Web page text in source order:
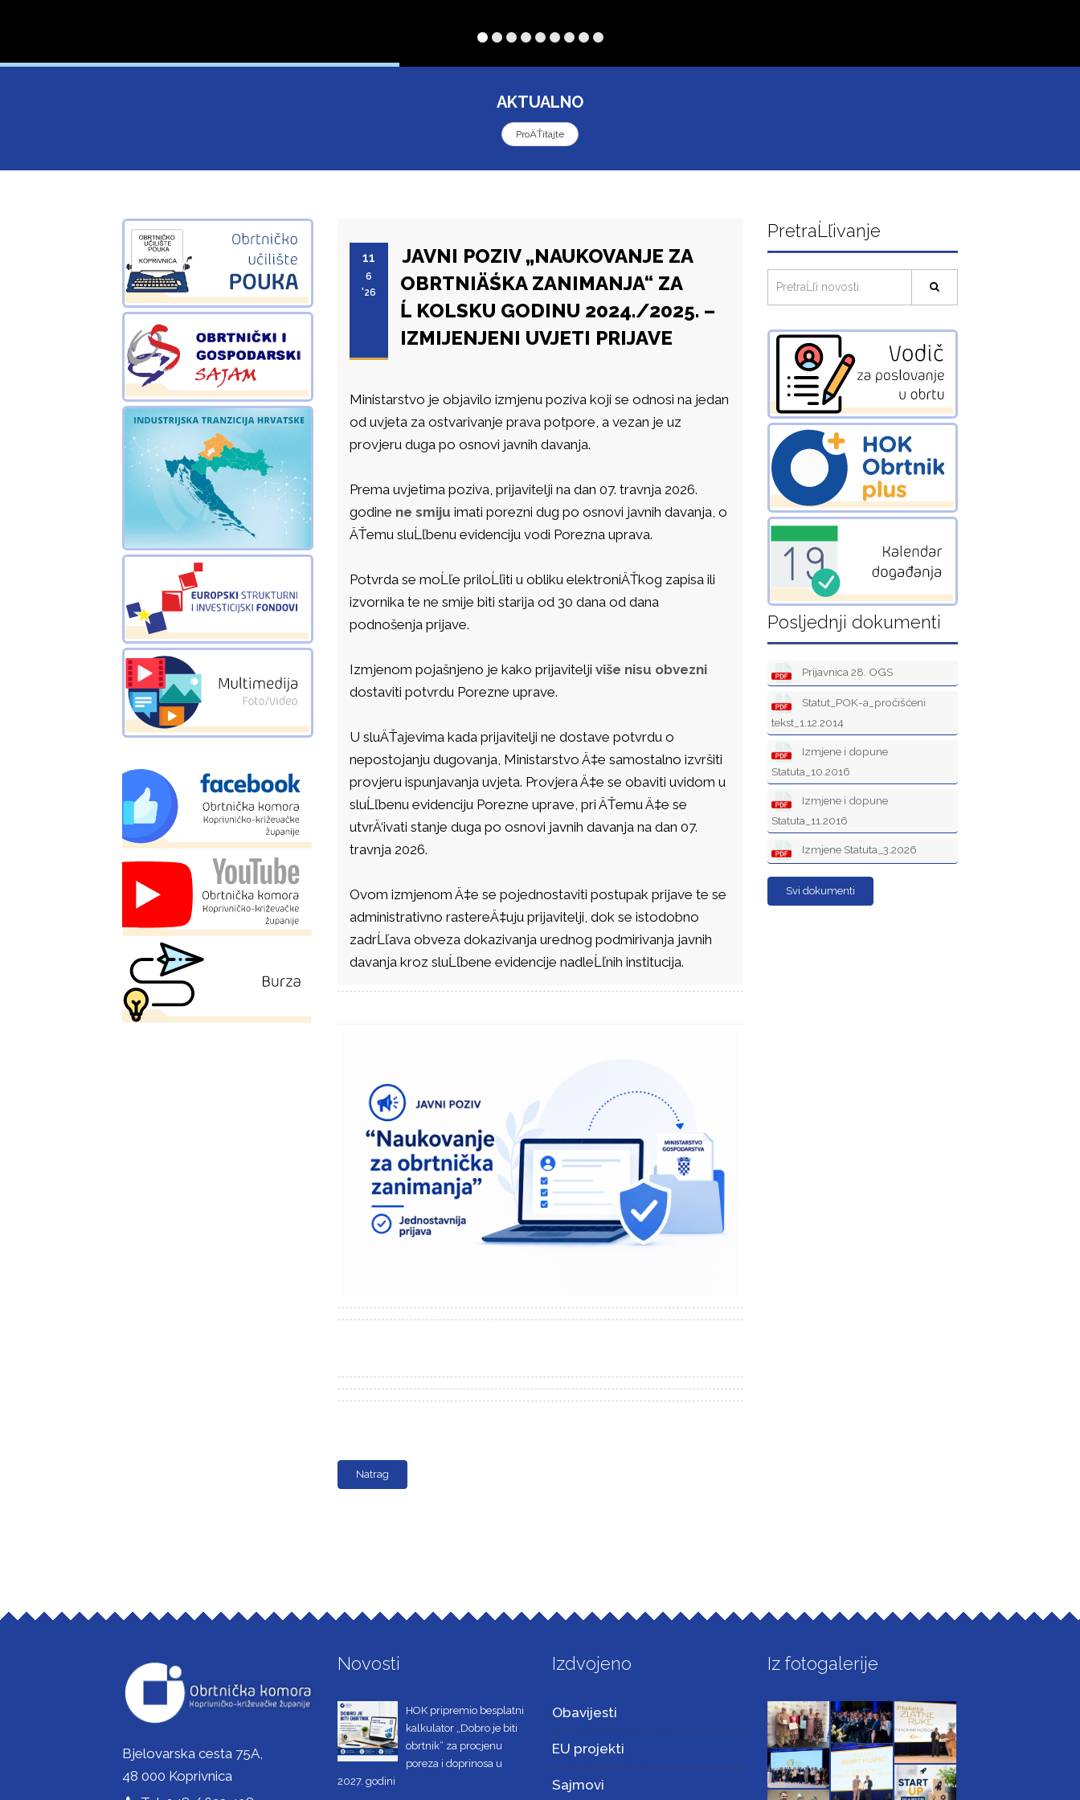
AKTUALNO
ProÄŤitajte
11
6
'26
JAVNI POZIV „NAUKOVANJE ZA
OBRTNIÄŚKA ZANIMANJA“ ZA
Ĺ KOLSKU GODINU 2024./2025. –
IZMIJENJENI UVJETI PRIJAVE
Ministarstvo je objavilo izmjenu poziva koji se odnosi na jedan
od uvjeta za ostvarivanje prava potpore, a vezan je uz
provjeru duga po osnovi javnih davanja.
Prema uvjetima poziva, prijavitelji na dan 07. travnja 2026.
godine ne smiju imati porezni dug po osnovi javnih davanja, o
ÄŤemu sluĹľbenu evidenciju vodi Porezna uprava.
Potvrda se moĹľe priloĹľiti u obliku elektroniÄŤkog zapisa ili
izvornika te ne smije biti starija od 30 dana od dana
podnošenja prijave.
Izmjenom pojašnjeno je kako prijavitelji više nisu obvezni
dostaviti potvrdu Porezne uprave.
U sluÄŤajevima kada prijavitelji ne dostave potvrdu o
nepostojanju dugovanja, Ministarstvo Ä‡e samostalno izvršiti
provjeru ispunjavanja uvjeta. Provjera Ä‡e se obaviti uvidom u
sluĹľbenu evidenciju Porezne uprave, pri ÄŤemu Ä‡e se
utvrÄ‘ivati stanje duga po osnovi javnih davanja na dan 07.
travnja 2026.
Ovom izmjenom Ä‡e se pojednostaviti postupak prijave te se
administrativno rastereÄ‡uju prijavitelji, dok se istodobno
zadrĹľava obveza dokazivanja urednog podmirivanja javnih
davanja kroz sluĹľbene evidencije nadleĹľnih institucija.
Natrag
PretraĹľivanje
Posljednji dokumenti
Prijavnica 28. OGS
Statut_POK-a_pročišćeni
tekst_1.12.2014
Izmjene i dopune
Statuta_10.2016
Izmjene i dopune
Statuta_11.2016
Izmjene Statuta_3.2026
Svi dokumenti
Bjelovarska cesta 75A,
48 000 Koprivnica
Novosti
HOK pripremio besplatni
kalkulator „Dobro je biti
obrtnik“ za procjenu
poreza i doprinosa u
2027. godini
Izdvojeno
Obavijesti
EU projekti
Sajmovi
Iz fotogalerije